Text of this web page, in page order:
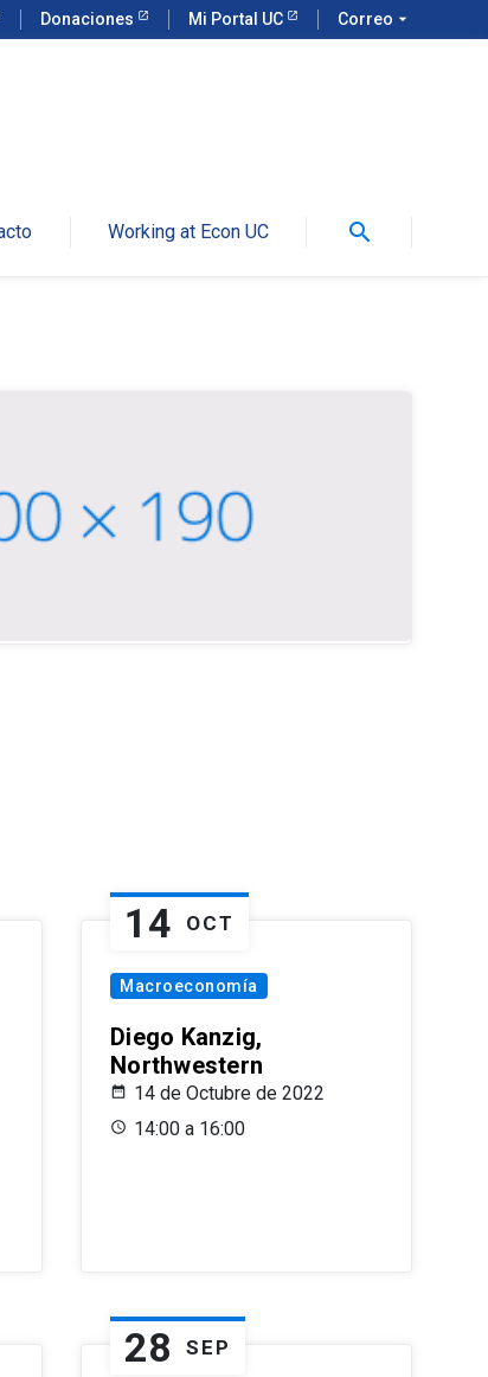
Donaciones Mi Portal UC Correo arrow_drop_down
Working at Econ UC search
14 OCT
Macroeconomía
Diego Kanzig,
Northwestern
14 de Octubre de 2022
14:00 a 16:00
28 SEP